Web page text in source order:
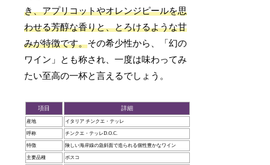
き、アプリコットやオレンジピールを思
わせる芳醇な香りと、とろけるような甘
みが特徴です。その希少性から、「幻の
ワイン」とも称され、一度は味わってみ
たい至高の一杯と言えるでしょう。
項目 詳細
産地 イタリア チンクエ・テッレ
呼称 チンクエ・テッレD.O.C.
特徴 険しい海岸線の急斜面で造られる個性豊かなワイン
主要品種 ボスコ